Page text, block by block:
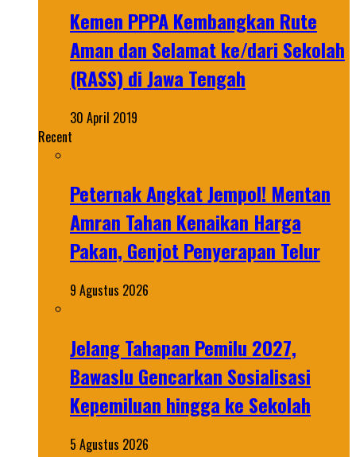
Kemen PPPA Kembangkan Rute
Aman dan Selamat ke/dari Sekolah
(RASS) di Jawa Tengah
30 April 2019
Recent
Peternak Angkat Jempol! Mentan
Amran Tahan Kenaikan Harga
Pakan, Genjot Penyerapan Telur
9 Agustus 2026
Jelang Tahapan Pemilu 2027,
Bawaslu Gencarkan Sosialisasi
Kepemiluan hingga ke Sekolah
5 Agustus 2026